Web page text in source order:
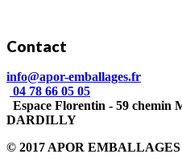
Contact
info@apor-emballages.fr
04 78 66 05 05
Espace Florentin - 59 chemin
DARDILLY
© 2017 APOR EMBALLAGES